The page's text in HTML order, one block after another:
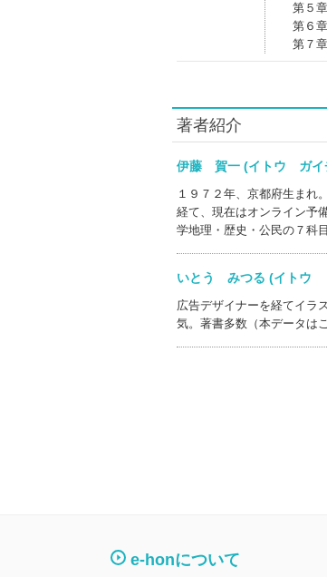
第５
第６
第７
著者紹介
伊藤 賀一 (イトウ ガ
１９７２年、京都府生まれ
経て、現在はオンライン予
学地理・歴史・公民の７科
いとう みつる (イト
広告デザイナーを経てイラ
気。著書多数（本データは
e-honについて